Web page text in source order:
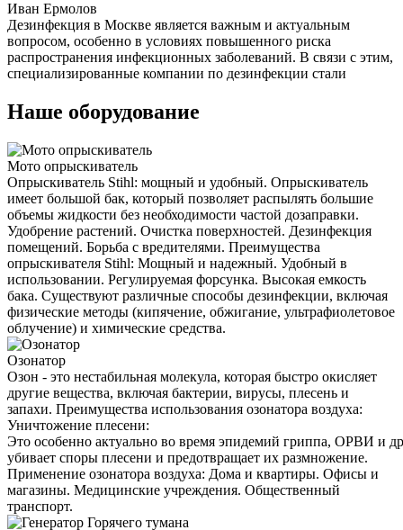
Иван Ермолов
Дезинфекция в Москве является важным и актуальным
вопросом, особенно в условиях повышенного риска
распространения инфекционных заболеваний. В связи с этим,
специализированные компании по дезинфекции стали
Наше оборудование
Мото опрыскиватель
Опрыскиватель Stihl: мощный и удобный. Опрыскиватель
имеет большой бак, который позволяет распылять большие
объемы жидкости без необходимости частой дозаправки.
Удобрение растений. Очистка поверхностей. Дезинфекция
помещений. Борьба с вредителями. Преимущества
опрыскивателя Stihl: Мощный и надежный. Удобный в
использовании. Регулируемая форсунка. Высокая емкость
бака. Существуют различные способы дезинфекции, включая
физические методы (кипячение, обжигание, ультрафиолетовое
облучение) и химические средства.
Озонатор
Озон - это нестабильная молекула, которая быстро окисляет
другие вещества, включая бактерии, вирусы, плесень и
запахи. Преимущества использования озонатора воздуха:
Уничтожение плесени:
Это особенно актуально во время эпидемий гриппа, ОРВИ и
убивает споры плесени и предотвращает их размножение.
Применение озонатора воздуха: Дома и квартиры. Офисы и
магазины. Медицинские учреждения. Общественный
транспорт.